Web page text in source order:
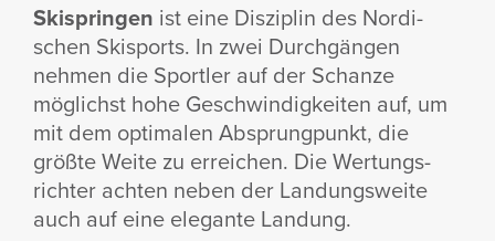
Skispringen ist eine Diszi­plin des Nordi­
schen Skisports. In zwei Durch­gängen
nehmen die Sportler auf der Schanze
möglichst hohe Geschwin­dig­keiten auf, um
mit dem opti­malen Absprung­punkt, die
größte Weite zu errei­chen. Die Wertungs­
richter achten neben der Landungs­weite
auch auf eine elegante Landung.